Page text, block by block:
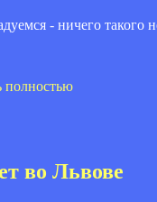
полностью
во Львове